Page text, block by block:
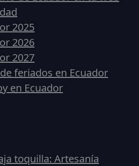
2025
2026
2027
feriados en Ecuador
en Ecuador
toquilla: Artesanía